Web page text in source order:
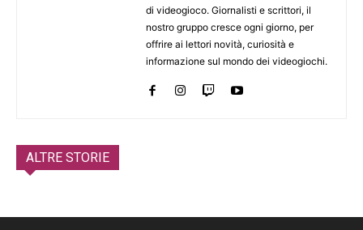
di videogioco. Giornalisti e scrittori, il
nostro gruppo cresce ogni giorno, per
offrire ai lettori novità, curiosità e
informazione sul mondo dei videogiochi.
ALTRE STORIE